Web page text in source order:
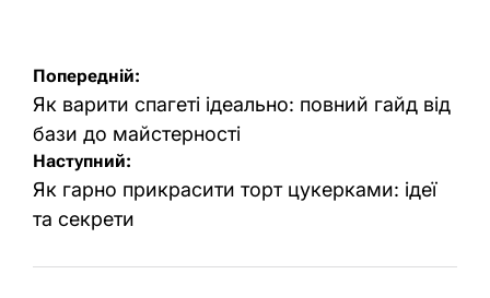
Навігація
записів
Попередній:
Як варити спагеті ідеально: повний гайд від
бази до майстерності
Наступний:
Як гарно прикрасити торт цукерками: ідеї
та секрети